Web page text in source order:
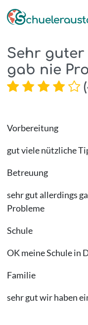
Sehr guter
gab nie
(
Vorbereitung
gut viele nützliche
Betreuung
sehr gut allerdings
Probleme
Schule
OK meine Schule in
Familie
sehr gut wir haben